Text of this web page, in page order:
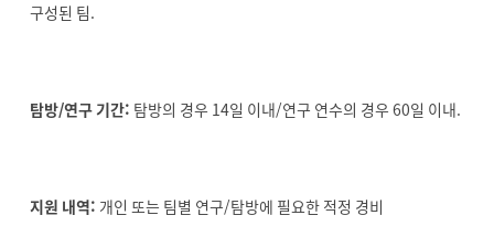
구성된 팀.
탐방/연구 기간: 탐방의 경우 14일 이내/연구 연수의 경우 60일 이내.
지원 내역: 개인 또는 팀별 연구/탐방에 필요한 적정 경비